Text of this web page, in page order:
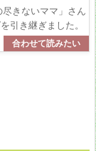
きないママ」さん
引き継ぎました。